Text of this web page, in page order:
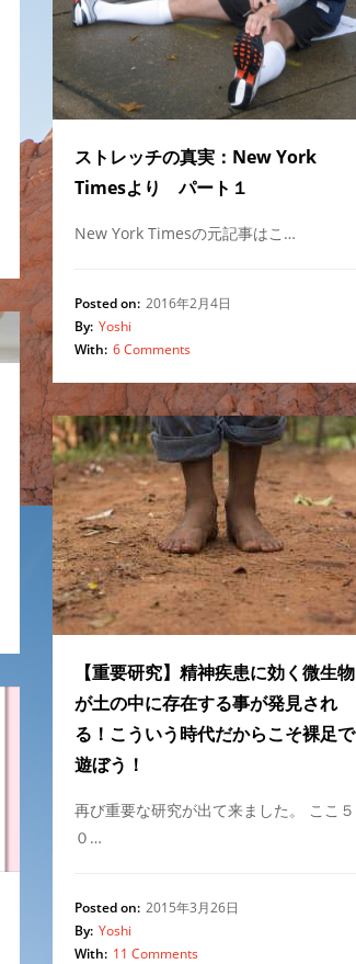
ストレッチの真実：New York
Timesより パート１
New York Timesの元記事はこ…
Posted on: 2016年2月4日
By: Yoshi
With: 6 Comments
【重要研究】精神疾患に効く微生物
が土の中に存在する事が発見され
る！こういう時代だからこそ裸足で
遊ぼう！
再び重要な研究が出て来ました。 ここ５
０…
Posted on: 2015年3月26日
By: Yoshi
With: 11 Comments